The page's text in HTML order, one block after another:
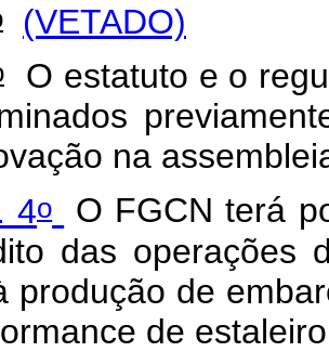
(VETADO)
O estatuto e o
na
4o
O FGCN terá
das operações
produção de
de